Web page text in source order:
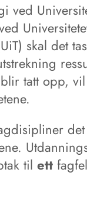
ved
skal det
tatt opp,
til ett